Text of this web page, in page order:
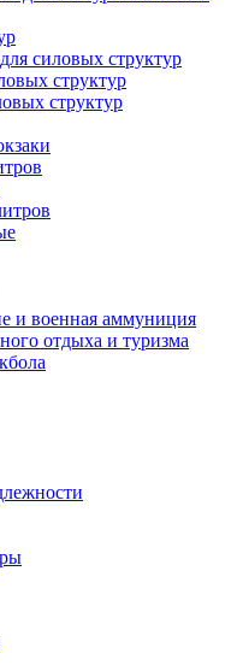
силовых структур
структур
структур
и военная аммуниция
отдыха и туризма